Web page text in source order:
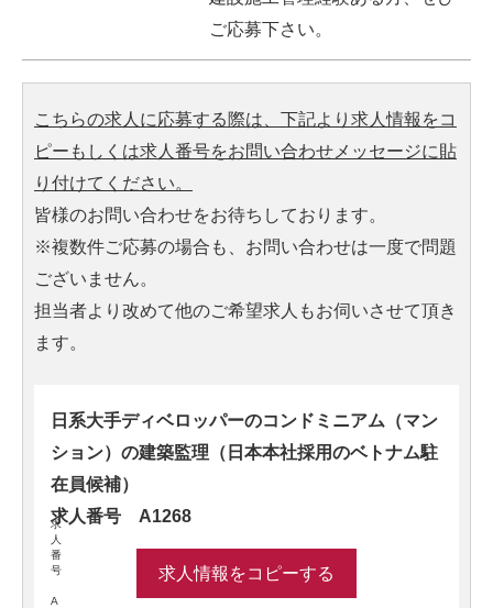
ご応募下さい。
こちらの求人に応募する際は、下記より求人情報をコ
ピーもしくは求人番号をお問い合わせメッセージに貼
り付けてください。
皆様のお問い合わせをお待ちしております。
※複数件ご応募の場合も、お問い合わせは一度で問題
ございません。
担当者より改めて他のご希望求人もお伺いさせて頂き
ます。
求
人
番
号
A
日系大手ディベロッパーのコンドミニアム（マン
ション）の建築監理（日本本社採用のベトナム駐
在員候補）
求人番号 A1268
求人情報をコピーする